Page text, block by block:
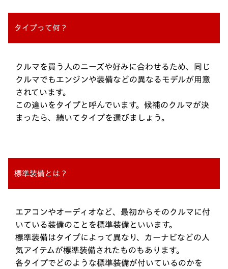
タイプって何？
クルマを買う人のニーズや好みに合わせるため、同じ
クルマでもエンジンや装備などの異なるモデルが用意
されています。
この違いをタイプと呼んでいます。候補のクルマが決
まったら、続いてタイプを選びましょう。
標準装備とは？
エアコンやオーディオなど、最初からそのクルマに付
いている装備のことを標準装備といいます。
標準装備はタイプによって異なり、カーナビなどの人
気アイテムが標準装備されたものもあります。
各タイプでどのような標準装備が付いているのかを